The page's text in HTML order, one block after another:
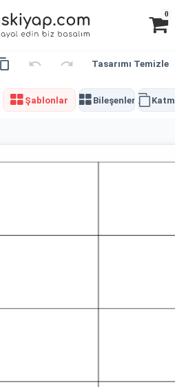
0
Tasarımı Temizle
Şablonlar Bileşenler